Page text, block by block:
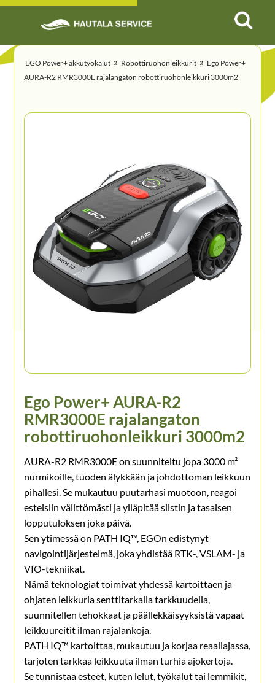
EGO Power+ akkutyökalut » Robottiruohonleikkurit » Ego Power+
AURA-R2 RMR3000E rajalangaton robottiruohonleikkuri 3000m2
Ego Power+ AURA-R2
RMR3000E rajalangaton
robottiruohonleikkuri 3000m2
AURA-R2 RMR3000E on suunniteltu jopa 3000 m²
nurmikoille, tuoden älykkään ja johdottoman leikkuun
pihallesi. Se mukautuu puutarhasi muotoon, reagoi
esteisiin välittömästi ja ylläpitää siistin ja tasaisen
lopputuloksen joka päivä.
Sen ytimessä on PATH IQ™, EGOn edistynyt
navigointijärjestelmä, joka yhdistää RTK-, VSLAM- ja
VIO-tekniikat.
Nämä teknologiat toimivat yhdessä kartoittaen ja
ohjaten leikkuria senttitarkalla tarkkuudella,
suunnitellen tehokkaat ja päällekkäisyyksistä vapaat
leikkuureitit ilman rajalankoja.
PATH IQ™ kartoittaa, mukautuu ja korjaa reaaliajassa,
tarjoten tarkkaa leikkuuta ilman turhia ajokertoja.
Se tunnistaa esteet, kuten lelut, työkalut tai lemmikit,